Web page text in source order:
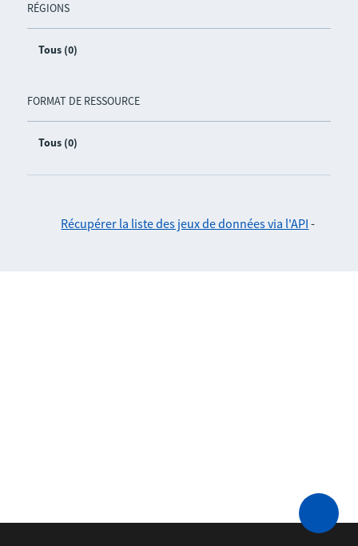
RÉGIONS
Tous (0)
FORMAT DE RESSOURCE
Tous (0)
Récupérer la liste des jeux de données via l'API -